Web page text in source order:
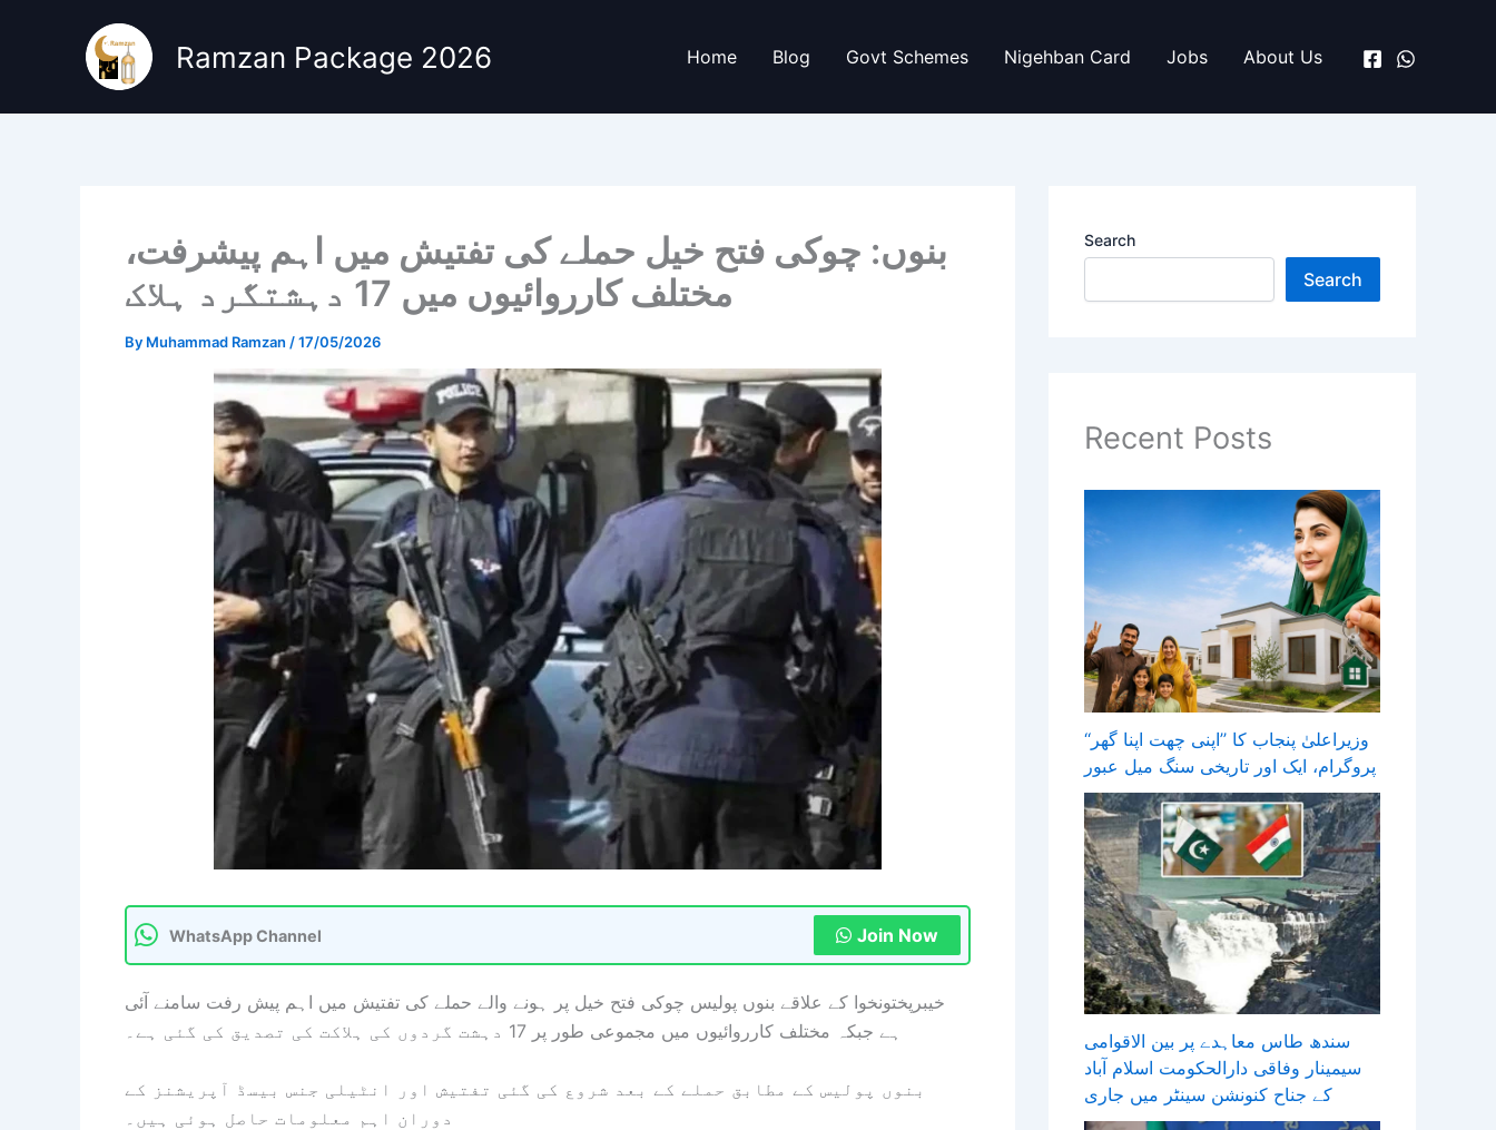
Ramzan Package 2026 Home Blog Govt Schemes Nigehban Card Jobs About Us
بنوں: چوکی فتح خیل حملے کی تفتیش میں اہم پیشرفت،
مختلف کارروائیوں میں 17 دہشتگرد ہلاک
By Muhammad Ramzan /17/05/2026
WhatsApp Channel Join Now
خیبرپختونخوا کے علاقے بنوں پولیس چوکی فتح خیل پر ہونے والے حملے کی تفتیش میں اہم پیش رفت سامنے آئی
ہے جبکہ مختلف کارروائیوں میں مجموعی طور پر 17 دہشت گردوں کی ہلاکت کی تصدیق کی گئی ہے۔
بنوں پولیس کے مطابق حملے کے بعد شروع کی گئی تفتیش اور انٹیلی جنس بیسڈ آپریشنز کے
دوران اہم معلومات حاصل ہوئی ہیں۔
Search
Search
Recent Posts
وزیراعلیٰ پنجاب کا ’’اپنی چھت اپنا گھر‘‘
پروگرام، ایک اور تاریخی سنگ میل عبور
سندھ طاس معاہدے پر بین الاقوامی
سیمینار وفاقی دارالحکومت اسلام آباد
کے جناح کنونشن سینٹر میں جاری